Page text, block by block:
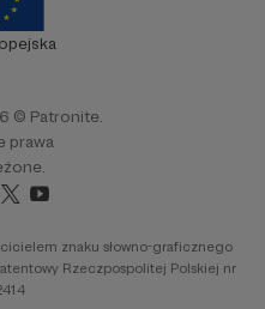
© Patronite.
prawa
znaku słowno-graficznego
Rzeczpospolitej Polskiej nr